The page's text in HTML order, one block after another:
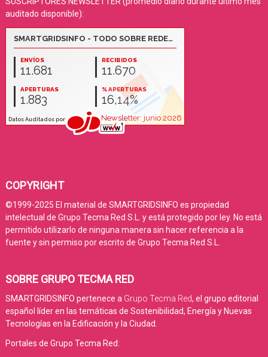
auditado disponible):
COPYRIGHT
©1999-2025 El material de SMARTGRIDSINFO es propiedad
intelectual de Grupo Tecma Red S.L. y está protegido por ley. No está
permitido utilizarlo de ninguna manera sin hacer referencia a la
fuente y sin permiso por escrito de Grupo Tecma Red S.L.
SOBRE GRUPO TECMA RED
SMARTGRIDSINFO pertenece a Grupo Tecma Red, el grupo editorial
español líder en las temáticas de Sostenibilidad, Energía y Nuevas
Tecnologías en la Edificación y la Ciudad.
Portales de Grupo Tecma Red: